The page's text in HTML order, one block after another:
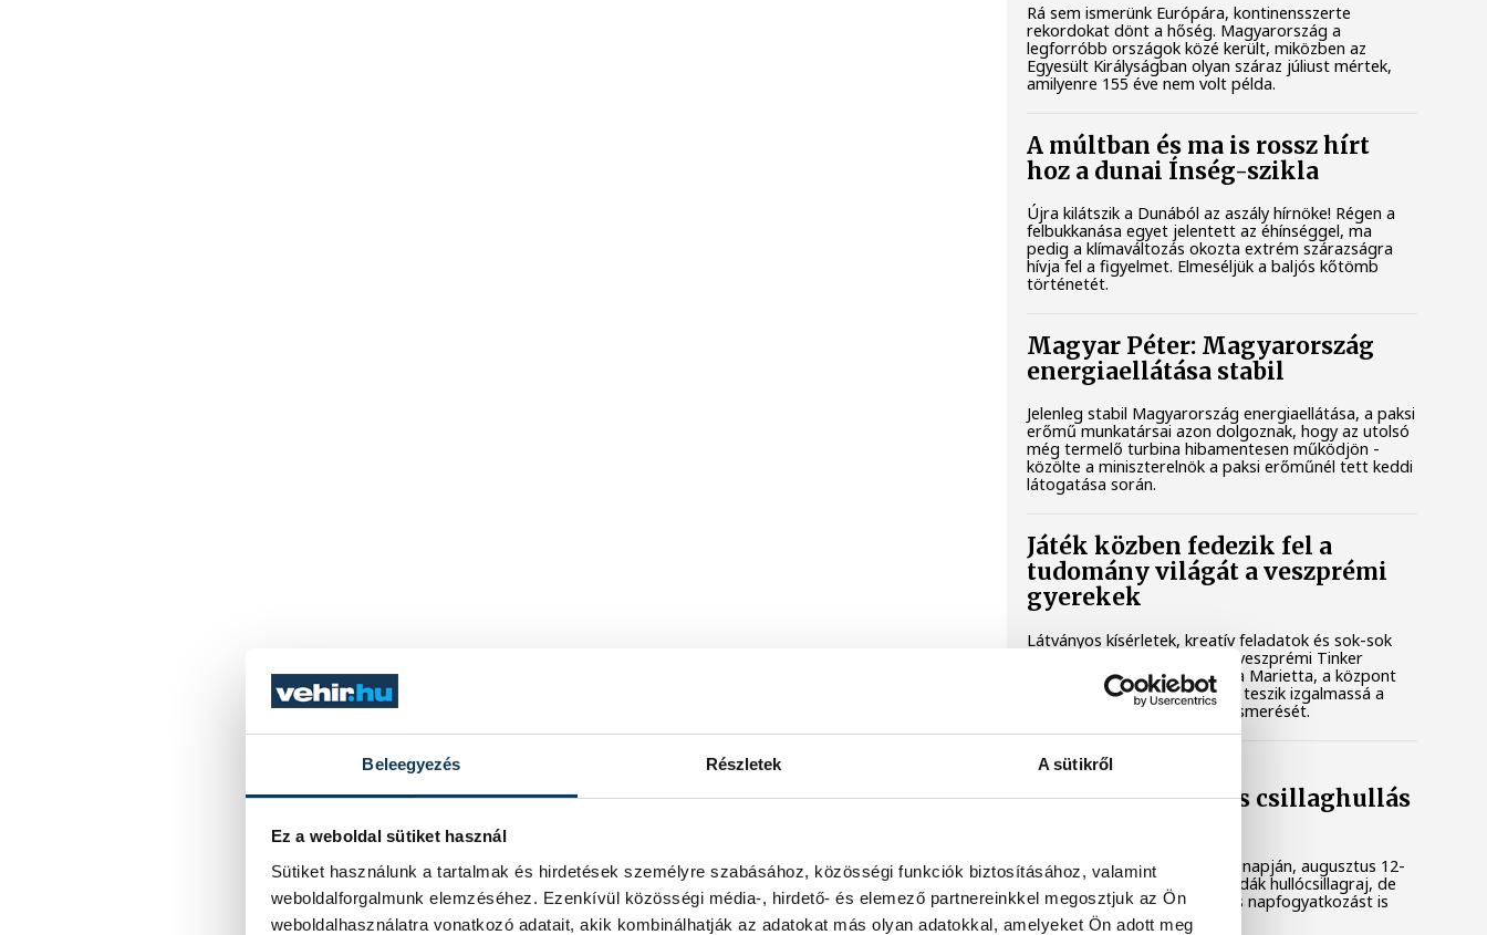
Beleegyezés Részletek A sütikről
Ez a weboldal sütiket használ
Sütiket használunk a tartalmak és hirdetések személyre szabásához, közösségi funkciók biztosításához, valamint
weboldalforgalmunk elemzéséhez. Ezenkívül közösségi média-, hirdető- és elemező partnereinkkel megosztjuk az Ön
weboldalhasználatra vonatkozó adatait, akik kombinálhatják az adatokat más olyan adatokkal, amelyeket Ön adott meg
Rá sem ismerünk Európára, kontinensszerte
rekordokat dönt a hőség. Magyarország a
legforróbb országok közé került, miközben az
Egyesült Királyságban olyan száraz júliust mértek,
amilyenre 155 éve nem volt példa.
A múltban és ma is rossz hírt
hoz a dunai Ínség-szikla
Újra kilátszik a Dunából az aszály hírnöke! Régen a
felbukkanása egyet jelentett az éhínséggel, ma
pedig a klímaváltozás okozta extrém szárazságra
hívja fel a figyelmet. Elmeséljük a baljós kőtömb
történetét.
Magyar Péter: Magyarország
energiaellátása stabil
Jelenleg stabil Magyarország energiaellátása, a paksi
erőmű munkatársai azon dolgoznak, hogy az utolsó
még termelő turbina hibamentesen működjön -
közölte a miniszterelnök a paksi erőműnél tett keddi
látogatása során.
Játék közben fedezik fel a
tudomány világát a veszprémi
gyerekek
Látványos kísérletek, kreatív feladatok és sok-sok
élmény várja a gyerekeket a veszprémi Tinker
Labsben. Videónkban Balassa Marietta, a központ
vezetője mutatja be, hogyan teszik izgalmassá a
természettudományok megismerését.
Augusztus 12-én
napfogyatkozás és csillaghullás
Az év legsűrűbb csillagászati napján, augusztus 12-
én éjjel tetőzik majd a Perseidák hullócsillagraj, de
ugyanezen a napon részleges napfogyatkozást is
meg lehet majd figyelni.